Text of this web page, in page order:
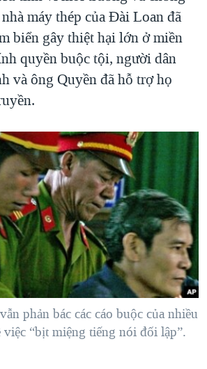
máy thép của Đài Loan đã
biển gây thiệt hại lớn ở miền
quyền buộc tội, người dân
và ông Quyền đã hỗ trợ họ
phản bác các cáo buộc của nhiều
việc “bịt miệng tiếng nói đối lập”.